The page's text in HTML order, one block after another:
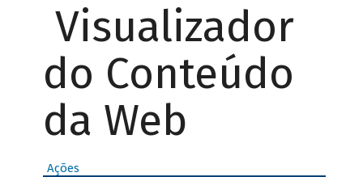
Visualizador
do Conteúdo
da Web
Ações